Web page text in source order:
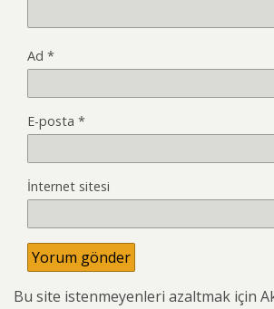
Ad *
E-posta *
İnternet sitesi
Bu site istenmeyenleri azaltmak için